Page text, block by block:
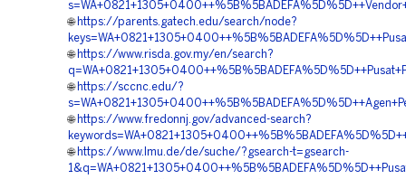
🌐 https://parents.gatech.edu/search/node?
🌐 https://www.risda.gov.my/en/search?
🌐 https://sccnc.edu/?
🌐 https://www.fredonnj.gov/advanced-search?
🌐 https://www.lmu.de/de/suche/?gsearch-t=gsearch-